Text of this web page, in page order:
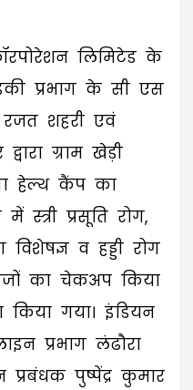
लिमिटेड के
प्रभाग के सी एस
शहरी एवं
द्वारा ग्राम खेड़ी
हेल्थ कैंप का
प्रसूति रोग,
विशेषज्ञ व हड्डी रोग
का चेकअप किया
गया। इंडियन
प्रभाग लंढौरा
पुष्पेंद्र कुमार